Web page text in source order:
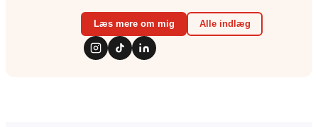
Læs mere om mig Alle indlæg